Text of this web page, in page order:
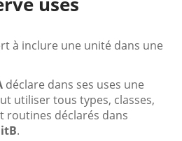
à inclure une unité dans une
déclare dans ses uses une
utiliser tous types, classes,
routines déclarés dans
.